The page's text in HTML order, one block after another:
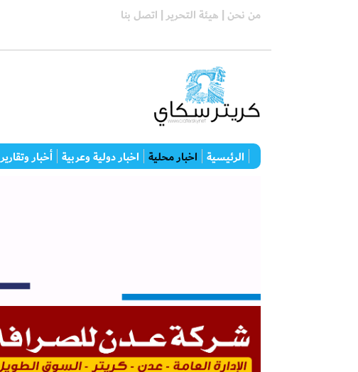
من نحن | هيئة التحرير | اتصل بنا
الرئيسية اخبار محلية اخبار دولية وعربية أخبار وتقارير